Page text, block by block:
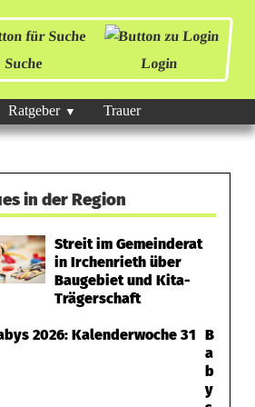
Suche Login
Ratgeber Trauer
in der Region
Streit im Gemeinderat
in Irchenrieth über
Baugebiet und Kita-
Trägerschaft
B
a
b
y